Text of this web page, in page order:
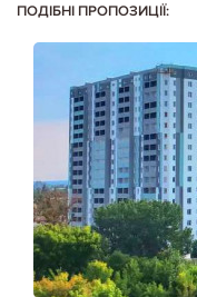
ПОДІБНІ ПРОПОЗИЦІЇ: